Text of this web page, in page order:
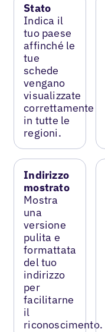
Stato
Indica il
tuo paese
affinché le
tue
schede
vengano
visualizzate
correttamente
in tutte le
regioni.
Indirizzo
mostrato
Mostra
una
versione
pulita e
formattata
del tuo
indirizzo
per
facilitarne
il
riconoscimento.